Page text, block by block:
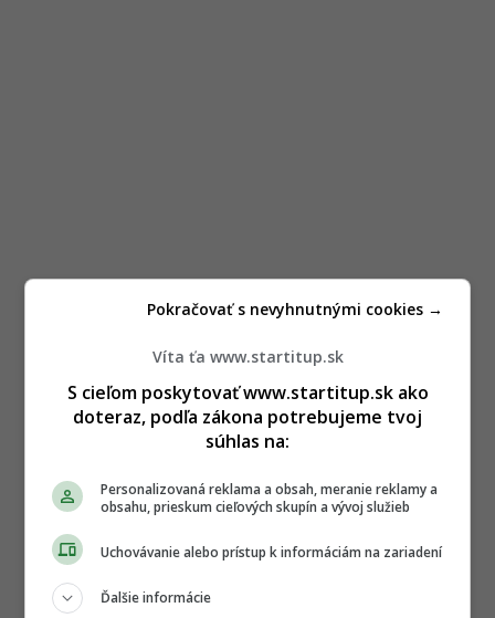
Víta ťa www.startitup.sk
S cieľom poskytovať www.startitup.sk ako
doteraz, podľa zákona potrebujeme tvoj
súhlas na:
Personalizovaná reklama a obsah, meranie reklamy a
obsahu, prieskum cieľových skupín a vývoj služieb
Uchovávanie alebo prístup k informáciám na zariadení
Ďalšie informácie
Pokračovať s nevyhnutnými cookies →